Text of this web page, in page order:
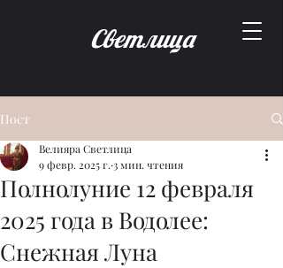
Светлица
Пост
Полнолуние 12 февраля
2025 года в Водолее:
Снежная Луна
Велияра Светлица
9 февр. 2025 г. 3 мин. чтения